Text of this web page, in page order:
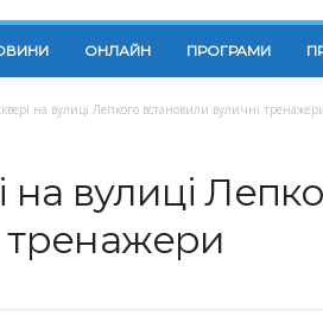
ОНЛАЙН ПРОГРАМИ
на вулиці Лепкого встановили вуличні
на вулиці
тренажери